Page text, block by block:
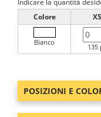
Indicare la quantità
Colore
XS
Bianco
135
POSIZIONI E